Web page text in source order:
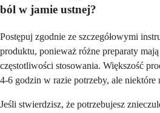
ból w jamie ustnej?
Postępuj zgodnie ze szczegółowymi
produktu, ponieważ różne preparaty
częstotliwości stosowania. Większość
4-6 godzin w razie potrzeby, ale niektóre
Jeśli stwierdzisz, że potrzebujesz